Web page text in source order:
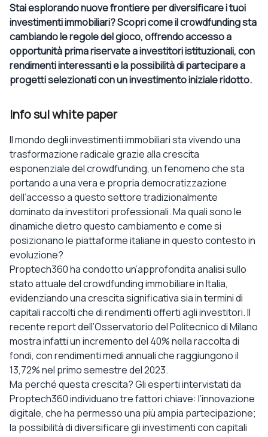
Stai esplorando nuove frontiere per diversificare i tuoi
investimenti immobiliari? Scopri come il crowdfunding sta
cambiando le regole del gioco, offrendo accesso a
opportunità prima riservate a investitori istituzionali, con
rendimenti interessanti e la possibilità di partecipare a
progetti selezionati con un investimento iniziale ridotto.
Info sul white paper
Il mondo degli investimenti immobiliari sta vivendo una
trasformazione radicale grazie alla crescita
esponenziale del crowdfunding, un fenomeno che sta
portando a una vera e propria democratizzazione
dell’accesso a questo settore tradizionalmente
dominato da investitori professionali. Ma quali sono le
dinamiche dietro questo cambiamento e come si
posizionano le piattaforme italiane in questo contesto in
evoluzione?
Proptech360 ha condotto un’approfondita analisi sullo
stato attuale del crowdfunding immobiliare in Italia,
evidenziando una crescita significativa sia in termini di
capitali raccolti che di rendimenti offerti agli investitori. Il
recente report dell’Osservatorio del Politecnico di Milano
mostra infatti un incremento del 40% nella raccolta di
fondi, con rendimenti medi annuali che raggiungono il
13,72% nel primo semestre del 2023.
Ma perché questa crescita? Gli esperti intervistati da
Proptech360 individuano tre fattori chiave: l’innovazione
digitale, che ha permesso una più ampia partecipazione;
la possibilità di diversificare gli investimenti con capitali